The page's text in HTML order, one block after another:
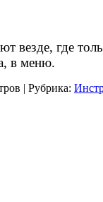
везде, где
в меню.
| Рубрика: